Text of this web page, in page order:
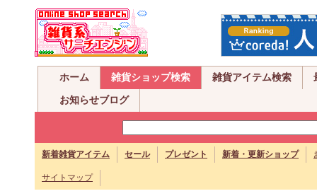
ホーム 雑貨ショップ検索 雑貨アイテム検索
お知らせブログ
新着雑貨アイテム セール プレゼント 新着・更新ショップ
サイトマップ